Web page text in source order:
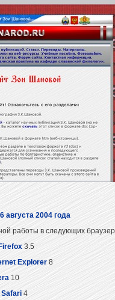
августа 2004 года
работы в следующих
3.5
Explorer8
10
4